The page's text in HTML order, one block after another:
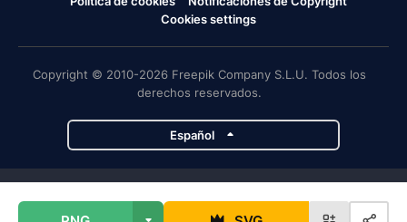
Cookies settings
Copyright © 2010-2026 Freepik Company S.L.U. Todos los
derechos reservados.
Español